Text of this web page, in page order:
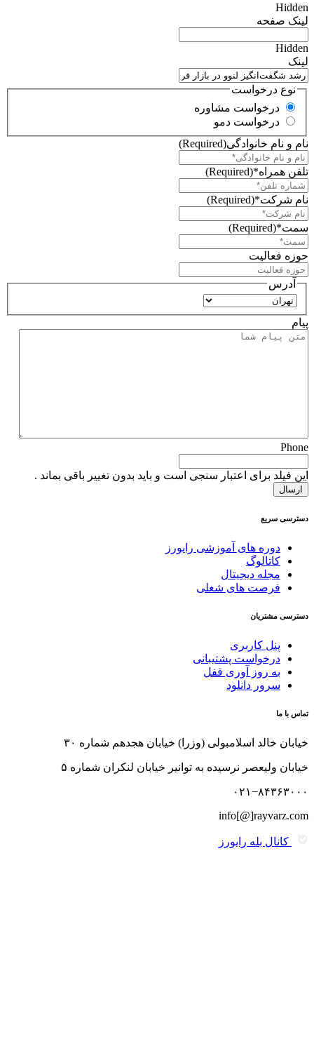
Hidden
لینک صفحه
Hidden
لینک
نوع درخواست
درخواست مشاوره
درخواست دمو
نام و نام خانوادگی(Required)
تلفن همراه*(Required)
نام شرکت*(Required)
سمت*(Required)
حوزه فعالیت
آدرس
استان
پیام
Phone
این فیلد برای اعتبار سنجی است و باید بدون تغییر باقی بماند .
دسترسی سریع
دوره های آموزشی رایورز
کاتالوگ
مجله دیجیتال
فرصت های شغلی
دسترسی مشتریان
پنل کاربری
درخواست پشتیبانی
به روز آوری قفل
سرور دانلود
تماس با ما
خیابان خالد اسلامبولی (وزرا) خیابان هجدهم شماره ۳۰
خیابان ولیعصر نرسیده به توانیر خیابان لنکران شماره ۵
۰۲۱−۸۴۳۶۳۰۰۰
info[@]rayvarz.com
کانال بله رایورز